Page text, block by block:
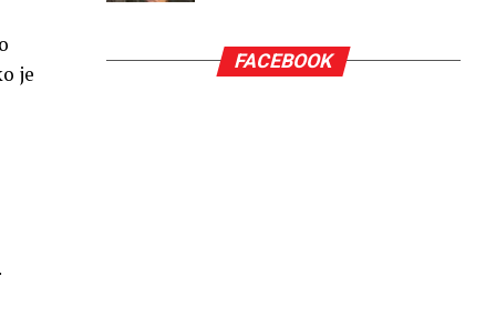
je
FACEBOOK